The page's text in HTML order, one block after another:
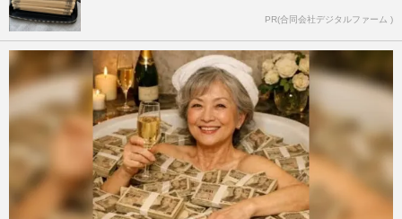
PR(合同会社デジタルファーム )